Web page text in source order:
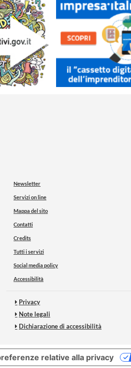
Newsletter
Servizi on line
Mappa del sito
Contatti
Credits
Tutti i servizi
Social media policy
Accessibilità
Privacy
Note legali
Dichiarazione di accessibilità
relative alla privacy